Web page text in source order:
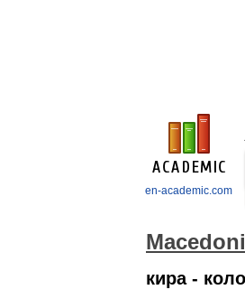
en-academic.com
кира - коло